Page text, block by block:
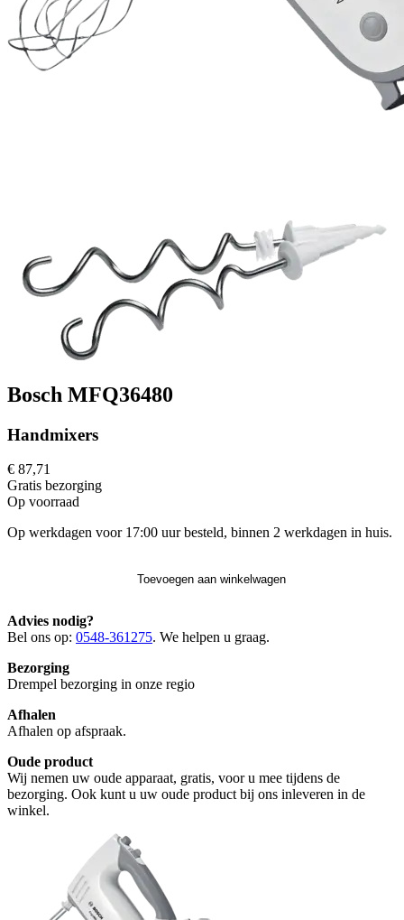
Bosch MFQ36480
Handmixers
€ 87,71
Gratis bezorging
Op voorraad
Op werkdagen voor 17:00 uur besteld, binnen 2 werkdagen in huis.
Toevoegen aan winkelwagen
Advies nodig?
Bel ons op: 0548-361275. We helpen u graag.
Bezorging
Drempel bezorging in onze regio
Afhalen
Afhalen op afspraak.
Oude product
Wij nemen uw oude apparaat, gratis, voor u mee tijdens de
bezorging. Ook kunt u uw oude product bij ons inleveren in de
winkel.